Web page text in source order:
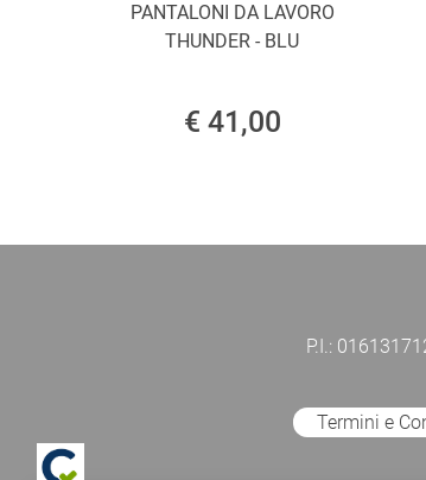
PANTALONI DA LAVORO
THUNDER - BLU
€ 41,00
P.I.:
Termini e